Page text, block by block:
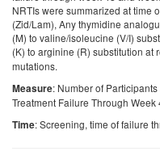
NRTIs were summarized at time
(Zid/Lam), Any thymidine
(M) to valine/isoleucine (V/I)
(K) to arginine (R) substitution at
mutations.
Measure: Number of
Treatment Failure Through Week
Time: Screening, time of failure